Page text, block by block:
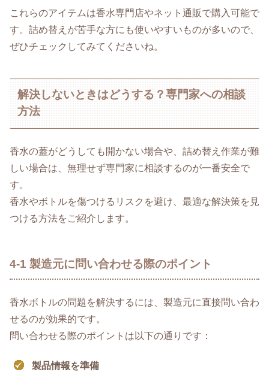
これらのアイテムは香水専門店やネット通販で購入可能で
す。詰め替えが苦手な方にも使いやすいものが多いので、
ぜひチェックしてみてくださいね。
解決しないときはどうする？専門家への相談
方法
香水の蓋がどうしても開かない場合や、詰め替え作業が難
しい場合は、無理せず専門家に相談するのが一番安全で
す。
香水やボトルを傷つけるリスクを避け、最適な解決策を見
つける方法をご紹介します。
4-1 製造元に問い合わせる際のポイント
香水ボトルの問題を解決するには、製造元に直接問い合わ
せるのが効果的です。
問い合わせる際のポイントは以下の通りです：
製品情報を準備